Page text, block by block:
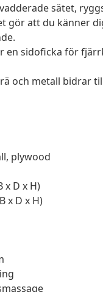
sätet,
gör att du känner
en sidoficka för
och metall bidrar
plywood
x D x H)
x D x H)